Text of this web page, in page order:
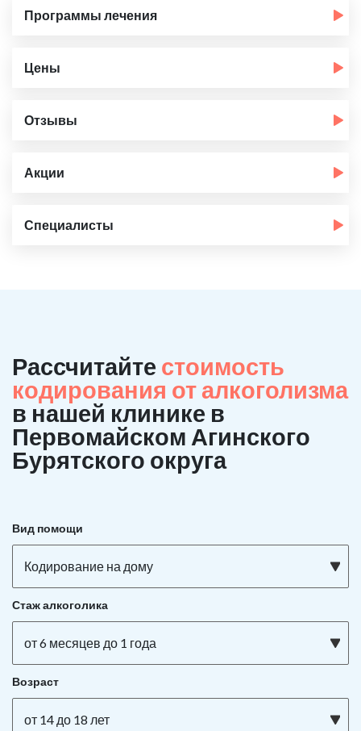
Программы лечения
Цены
Отзывы
Акции
Специалисты
Рассчитайте стоимость
кодирования от алкоголизма
в нашей клинике в
Первомайском Агинского
Бурятского округа
Вид помощи
Кодирование на дому
Стаж алкоголика
от 6 месяцев до 1 года
Возраст
от 14 до 18 лет